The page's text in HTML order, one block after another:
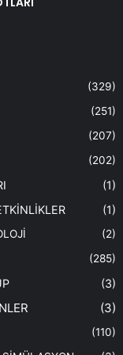
(329)
(251)
(207)
(202)
(1)
(1)
(2)
(285)
(3)
(3)
(110)